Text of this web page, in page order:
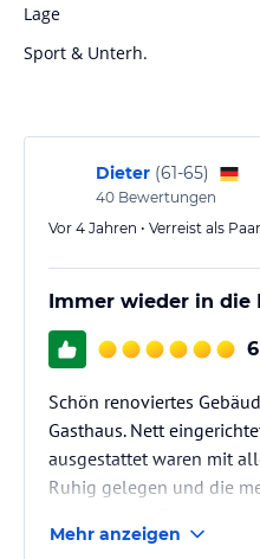
Hinweis:
Verfasst von
Angaben ohne Gewähr. Bitte
Lage
Sport & Unterh.
Dieter (61-65)
40 Bewertungen
Vor 4 Jahren • Verreist als
Immer wieder in die
6
Schön renoviertes
Gasthaus. Nett
ausgestattet waren mit
Ruhig gelegen und die
Personal das immer Infos
Mehr anzeigen